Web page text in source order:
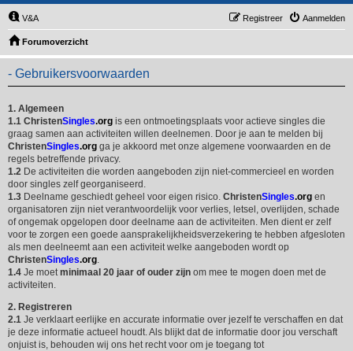
V&A Aanmelden
Registreer
Forumoverzicht
- Gebruikersvoorwaarden
1. Algemeen
1.1 ChristenSingles.org is een ontmoetingsplaats voor actieve singles die
graag samen aan activiteiten willen deelnemen. Door je aan te melden bij
ChristenSingles.org ga je akkoord met onze algemene voorwaarden en de
regels betreffende privacy.
1.2 De activiteiten die worden aangeboden zijn niet-commercieel en worden
door singles zelf georganiseerd.
1.3 Deelname geschiedt geheel voor eigen risico. ChristenSingles.org en
organisatoren zijn niet verantwoordelijk voor verlies, letsel, overlijden, schade
of ongemak opgelopen door deelname aan de activiteiten. Men dient er zelf
voor te zorgen een goede aansprakelijkheidsverzekering te hebben afgesloten
als men deelneemt aan een activiteit welke aangeboden wordt op
ChristenSingles.org.
1.4 Je moetminimaal 20 jaar of ouder zijn om mee te mogen doen met de
activiteiten.
2. Registreren
2.1 Je verklaart eerlijke en accurate informatie over jezelf te verschaffen en dat
je deze informatie actueel houdt. Als blijkt dat de informatie door jou verschaft
onjuist is, behouden wij ons het recht voor om je toegang tot